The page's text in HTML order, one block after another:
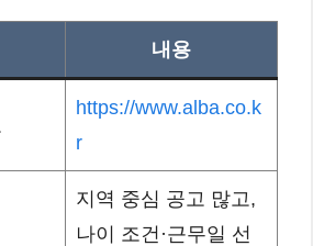
내용
https://www.alba.co.k
r
지역 중심 공고 많고,
나이 조건·근무일 선